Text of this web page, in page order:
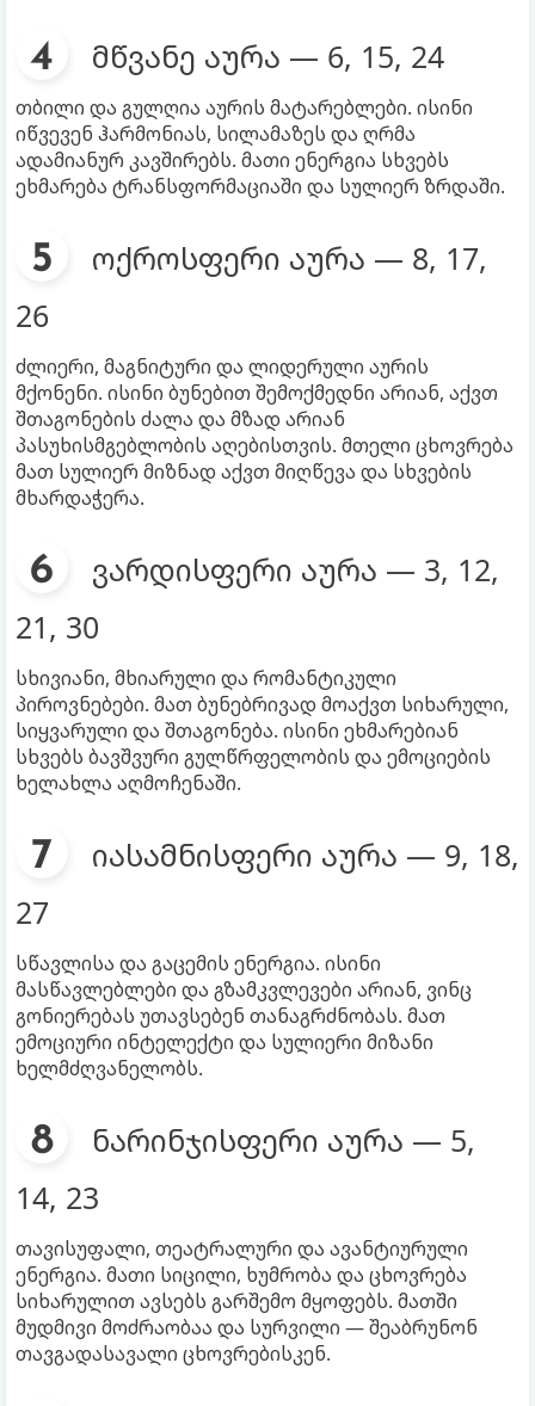
მწვანე აურა — 6, 15, 24
თბილი და გულღია აურის მატარებლები. ისინი
იწვევენ ჰარმონიას, სილამაზეს და ღრმა
ადამიანურ კავშირებს. მათი ენერგია სხვებს
ეხმარება ტრანსფორმაციაში და სულიერ ზრდაში.
ოქროსფერი აურა — 8, 17,
26
ძლიერი, მაგნიტური და ლიდერული აურის
მქონენი. ისინი ბუნებით შემოქმედნი არიან, აქვთ
შთაგონების ძალა და მზად არიან
პასუხისმგებლობის აღებისთვის. მთელი ცხოვრება
მათ სულიერ მიზნად აქვთ მიღწევა და სხვების
მხარდაჭერა.
ვარდისფერი აურა — 3, 12,
21, 30
სხივიანი, მხიარული და რომანტიკული
პიროვნებები. მათ ბუნებრივად მოაქვთ სიხარული,
სიყვარული და შთაგონება. ისინი ეხმარებიან
სხვებს ბავშვური გულწრფელობის და ემოციების
ხელახლა აღმოჩენაში.
იასამნისფერი აურა — 9, 18,
27
სწავლისა და გაცემის ენერგია. ისინი
მასწავლებლები და გზამკვლევები არიან, ვინც
გონიერებას უთავსებენ თანაგრძნობას. მათ
ემოციური ინტელექტი და სულიერი მიზანი
ხელმძღვანელობს.
ნარინჯისფერი აურა — 5,
14, 23
თავისუფალი, თეატრალური და ავანტიურული
ენერგია. მათი სიცილი, ხუმრობა და ცხოვრება
სიხარულით ავსებს გარშემო მყოფებს. მათში
მუდმივი მოძრაობაა და სურვილი — შეაბრუნონ
თავგადასავალი ცხოვრებისკენ.